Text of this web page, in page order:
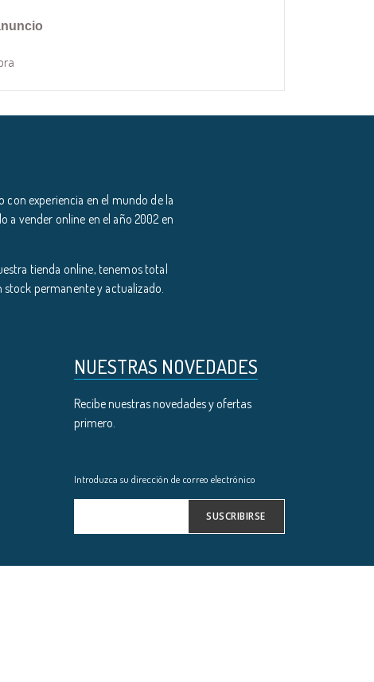
experiencia en el mundo de la
a vender online en el año 2002 en
tienda online, tenemos total
permanente y actualizado.
NUESTRAS NOVEDADES
Recibe nuestras novedades y ofertas
primero.
Introduzca su dirección de correo electrónico
SUSCRIBIRSE